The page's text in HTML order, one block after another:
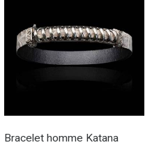
Bracelet homme Katana